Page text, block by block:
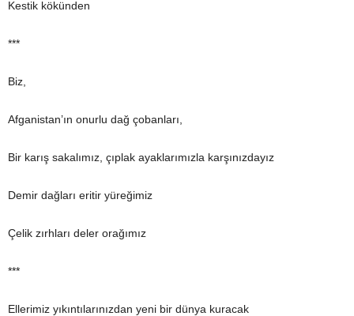
Kestik kökünden
***
Biz,
Afganistan’ın onurlu dağ çobanları,
Bir karış sakalımız, çıplak ayaklarımızla karşınızdayız
Demir dağları eritir yüreğimiz
Çelik zırhları deler orağımız
***
Ellerimiz yıkıntılarınızdan yeni bir dünya kuracak